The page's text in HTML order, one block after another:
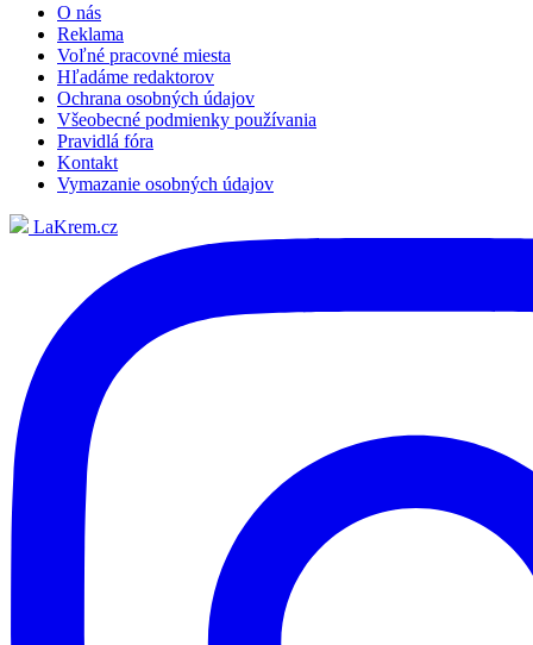
O nás
Reklama
Voľné pracovné miesta
Hľadáme redaktorov
Ochrana osobných údajov
Všeobecné podmienky používania
Pravidlá fóra
Kontakt
Vymazanie osobných údajov
LaKrem.cz